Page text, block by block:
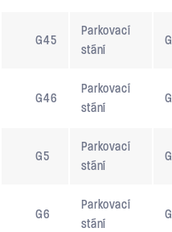
G45
Parkovací
stání
G
G46
Parkovací
stání
G
G5
Parkovací
stání
G
G6
Parkovací
stání
G